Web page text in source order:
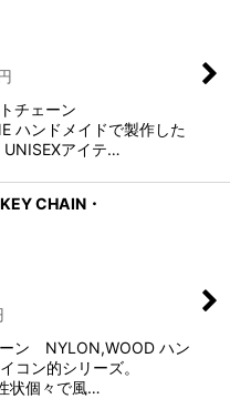
チェーン
ハンドメイドで製作した
UNISEXアイテ…
CHAIN・
ン NYLON,WOOD ハン
コン的シリーズ。
状個々で風…